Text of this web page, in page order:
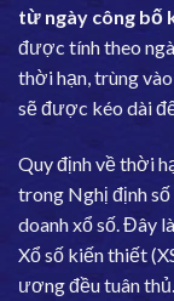
từ ngày công bố
được tính theo
thời hạn, trùng
sẽ được kéo dài
Quy định về thời
trong Nghị định
doanh xổ số. Đây
Xổ số kiến thiết
ương đều tuân